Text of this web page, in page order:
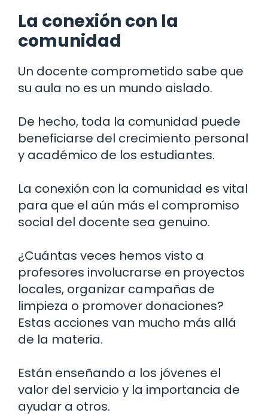
La conexión con la
comunidad
Un docente comprometido sabe que
su aula no es un mundo aislado.
De hecho, toda la comunidad puede
beneficiarse del crecimiento personal
y académico de los estudiantes.
La conexión con la comunidad es vital
para que el aún más el compromiso
social del docente sea genuino.
¿Cuántas veces hemos visto a
profesores involucrarse en proyectos
locales, organizar campañas de
limpieza o promover donaciones?
Estas acciones van mucho más allá
de la materia.
Están enseñando a los jóvenes el
valor del servicio y la importancia de
ayudar a otros.